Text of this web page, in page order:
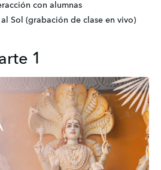
con alumnas
Sol (grabación de clase en vivo)
1